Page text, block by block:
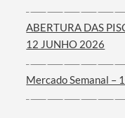
Filtros
ABERTURA DAS
12 JUNHO 2026
Mercado Semanal –